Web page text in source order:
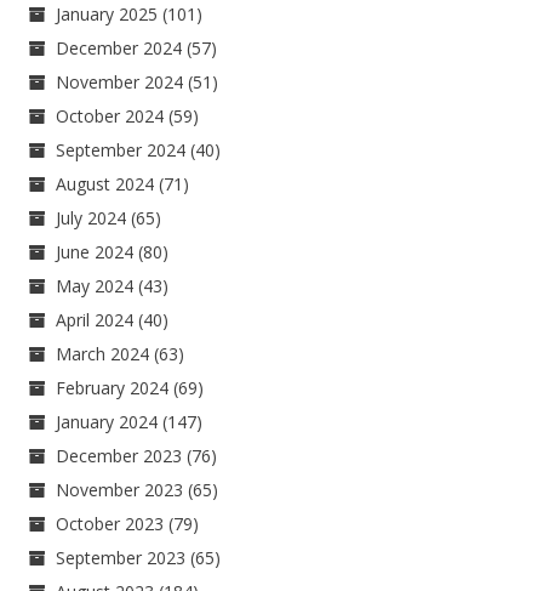
January 2025 (101)
December 2024 (57)
November 2024 (51)
October 2024 (59)
September 2024 (40)
August 2024 (71)
July 2024 (65)
June 2024 (80)
May 2024 (43)
April 2024 (40)
March 2024 (63)
February 2024 (69)
January 2024 (147)
December 2023 (76)
November 2023 (65)
October 2023 (79)
September 2023 (65)